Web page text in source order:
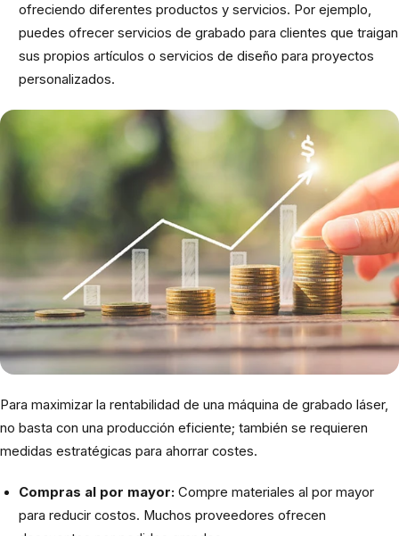
ofreciendo diferentes productos y servicios. Por ejemplo,
puedes ofrecer servicios de grabado para clientes que traigan
sus propios artículos o servicios de diseño para proyectos
personalizados.
Para maximizar la rentabilidad de una máquina de grabado láser,
no basta con una producción eficiente; también se requieren
medidas estratégicas para ahorrar costes.
Compras al por mayor:Compre materiales al por mayor
para reducir costos. Muchos proveedores ofrecen